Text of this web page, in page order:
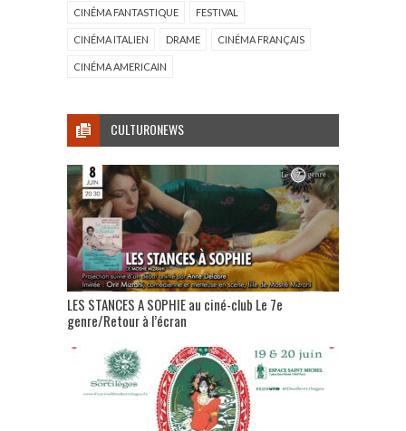
CINÉMA FANTASTIQUE FESTIVAL
CINÉMA ITALIEN DRAME CINÉMA FRANÇAIS
CINÉMA AMERICAIN
CULTURONEWS
LES STANCES A SOPHIE au ciné-club Le 7e
genre/Retour à l’écran